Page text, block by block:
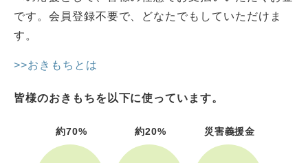
です。会員登録不要で、どなたでもしていただけま
す。
>>おきもちとは
皆様のおきもちを以下に使っています。
約70% 約20% 災害義援金